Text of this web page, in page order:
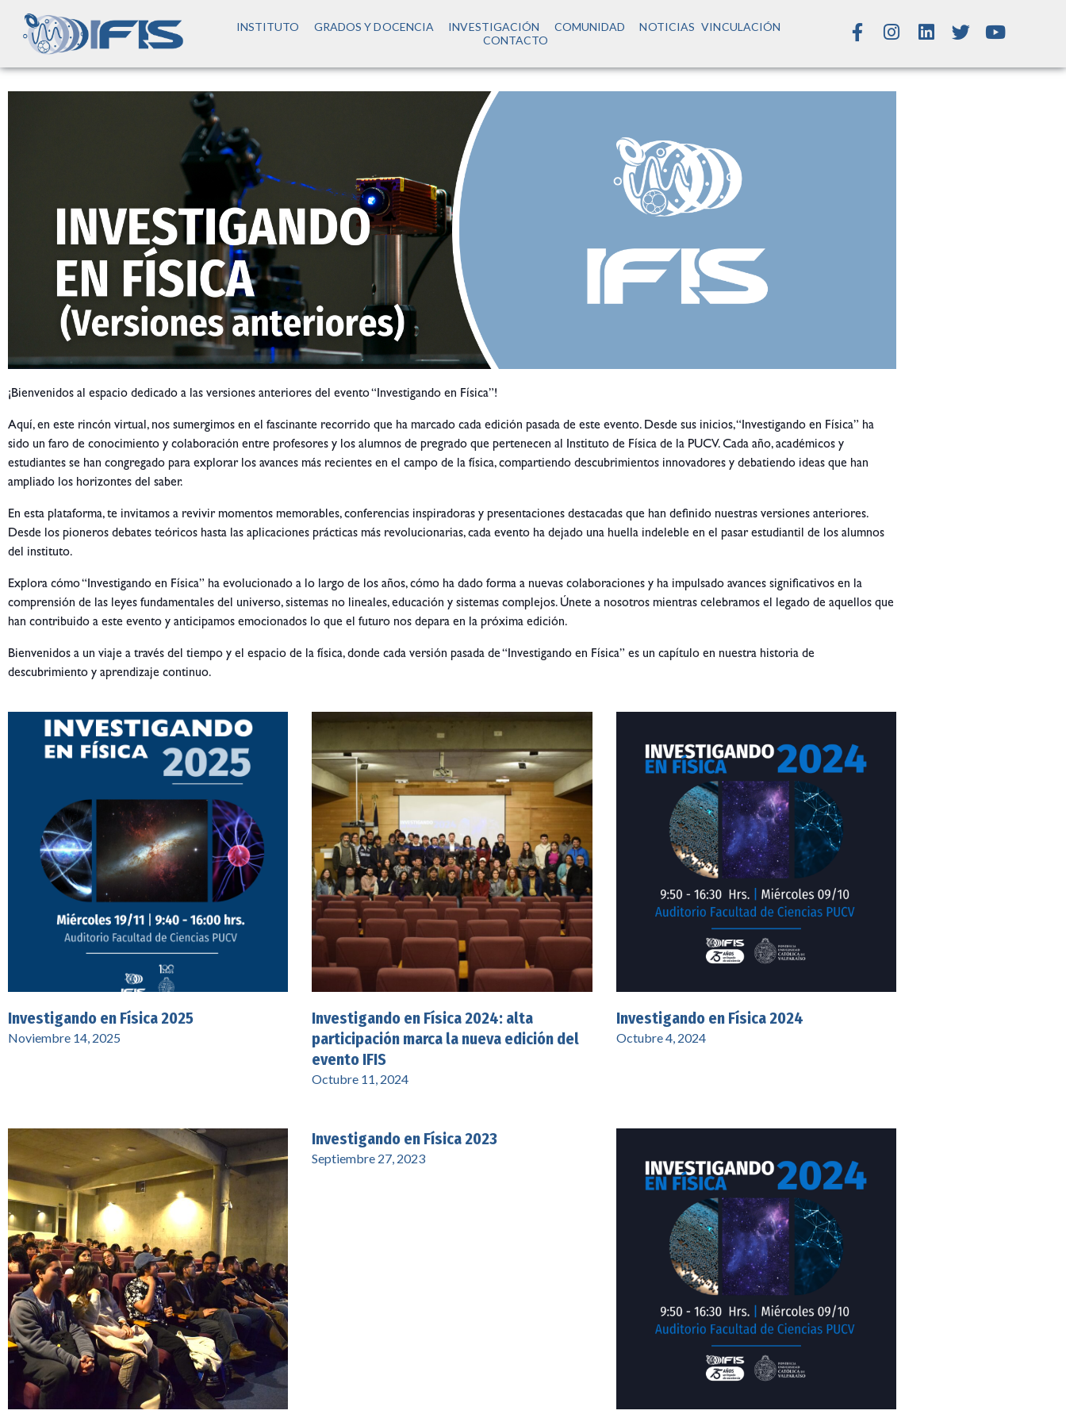
INSTITUTO GRADOS Y DOCENCIA INVESTIGACIÓN COMUNIDAD NOTICIAS VINCULACIÓN
CONTACTO
¡Bienvenidos al espacio dedicado a las versiones anteriores del evento “Investigando en Física”!
Aquí, en este rincón virtual, nos sumergimos en el fascinante recorrido que ha marcado cada edición pasada de este evento. Desde sus inicios, “Investigando en Física” ha
sido un faro de conocimiento y colaboración entre profesores y los alumnos de pregrado que pertenecen al Instituto de Física de la PUCV. Cada año, académicos y
estudiantes se han congregado para explorar los avances más recientes en el campo de la física, compartiendo descubrimientos innovadores y debatiendo ideas que han
ampliado los horizontes del saber.
En esta plataforma, te invitamos a revivir momentos memorables, conferencias inspiradoras y presentaciones destacadas que han definido nuestras versiones anteriores.
Desde los pioneros debates teóricos hasta las aplicaciones prácticas más revolucionarias, cada evento ha dejado una huella indeleble en el pasar estudiantil de los alumnos
del instituto.
Explora cómo “Investigando en Física” ha evolucionado a lo largo de los años, cómo ha dado forma a nuevas colaboraciones y ha impulsado avances significativos en la
comprensión de las leyes fundamentales del universo, sistemas no lineales, educación y sistemas complejos. Únete a nosotros mientras celebramos el legado de aquellos que
han contribuido a este evento y anticipamos emocionados lo que el futuro nos depara en la próxima edición.
Bienvenidos a un viaje a través del tiempo y el espacio de la física, donde cada versión pasada de “Investigando en Física” es un capítulo en nuestra historia de
descubrimiento y aprendizaje continuo.
Investigando en Física 2025
Noviembre 14, 2025
Investigando en Física 2024: alta
participación marca la nueva edición del
evento IFIS
Octubre 11, 2024
Investigando en Física 2024
Octubre 4, 2024
Investigando en Física 2023
Septiembre 27, 2023